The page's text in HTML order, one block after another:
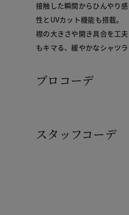
接触した瞬間からひんやり
性とUVカット機能も搭載。
襟の大きさや開き具合を工
もキマる、緩やかなシャツラ
プロコーデ
スタッフコーデ